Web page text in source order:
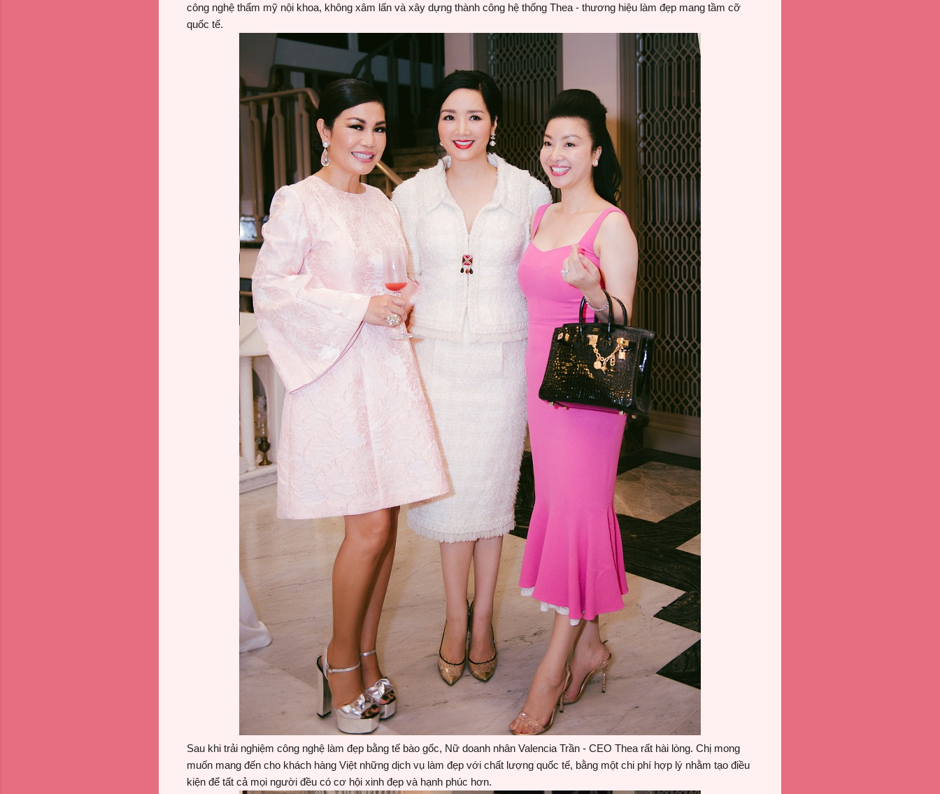
công nghệ thẩm mỹ nội khoa, không xâm lấn và xây dựng thành công hệ thống Thea - thương hiệu làm đẹp mang tầm cỡ
quốc tế.
Sau khi trải nghiệm công nghệ làm đẹp bằng tế bào gốc, Nữ doanh nhân Valencia Trần - CEO Thea rất hài lòng. Chị mong
muốn mang đến cho khách hàng Việt những dịch vụ làm đẹp với chất lượng quốc tế, bằng một chi phí hợp lý nhằm tạo điều
kiện để tất cả mọi người đều có cơ hội xinh đẹp và hạnh phúc hơn.